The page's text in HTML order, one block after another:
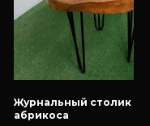
Журнальный столик из
абрикоса